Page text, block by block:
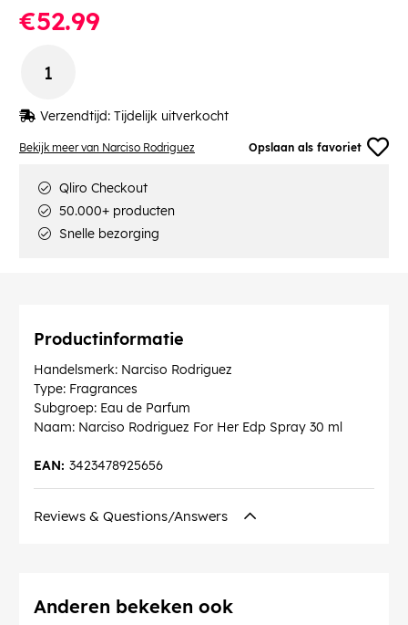
Bekijk meer van Narciso Rodriguez Opslaan als favoriet
€52.99
Verzendtijd: Tijdelijk uitverkocht
Qliro Checkout
50.000+ producten
Snelle bezorging
Productinformatie
Handelsmerk: Narciso Rodriguez
Type: Fragrances
Subgroep: Eau de Parfum
Naam: Narciso Rodriguez For Her Edp Spray 30 ml
3423478925656
EAN:
Reviews & Questions/Answers
Anderen bekeken ook